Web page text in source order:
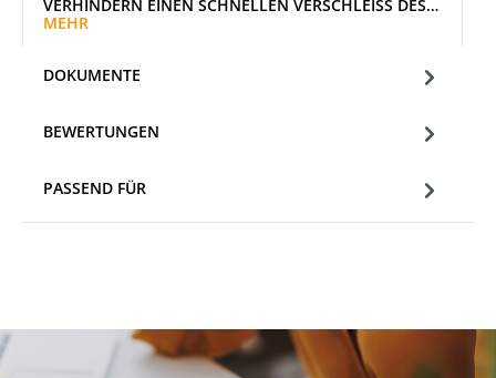
VERHINDERN EINEN SCHNELLEN VERSCHLEISS DES…
MEHR
DOKUMENTE
BEWERTUNGEN
PASSEND FÜR